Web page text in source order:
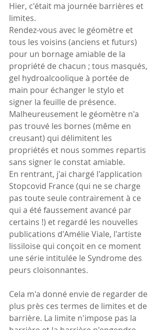
Hier, c'était ma journée barrières et
limites.
Rendez-vous avec le géomètre et
tous les voisins (anciens et futurs)
pour un bornage amiable de la
propriété de chacun ; tous masqués,
gel hydroalcoolique à portée de
main pour échanger le stylo et
signer la feuille de présence.
Malheureusement le géomètre n'a
pas trouvé les bornes (même en
creusant) qui délimitent les
propriétés et nous sommes repartis
sans signer le constat amiable.
En rentrant, j'ai chargé l'application
Stopcovid France (qui ne se charge
pas toute seule contrairement à ce
qui a été faussement avancé par
certains !) et regardé les nouvelles
publications d'Amélie Viale, l'artiste
lissiloise qui conçoit en ce moment
une série intitulée le Syndrome des
peurs cloisonnantes.
Cela m'a donné envie de regarder de
plus près ces termes de limites et de
barrière. La limite n'impose pas la